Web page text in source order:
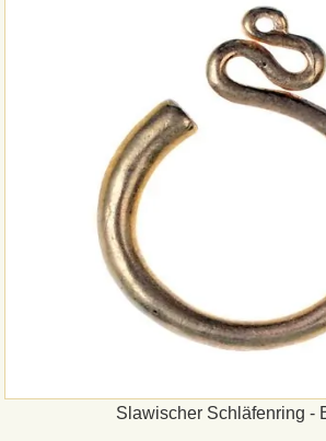
Slawischer Schläfenring -